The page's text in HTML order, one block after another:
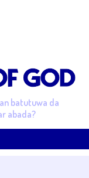
batutuwa da
abada?